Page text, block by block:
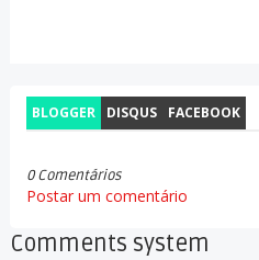
BLOGGER DISQUS FACEBOOK
0 Comentários
Postar um comentário
Comments system